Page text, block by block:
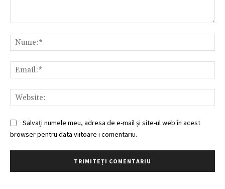
Salvați numele meu, adresa de e-mail și site-ul web în acest
browser pentru data viitoare i comentariu.